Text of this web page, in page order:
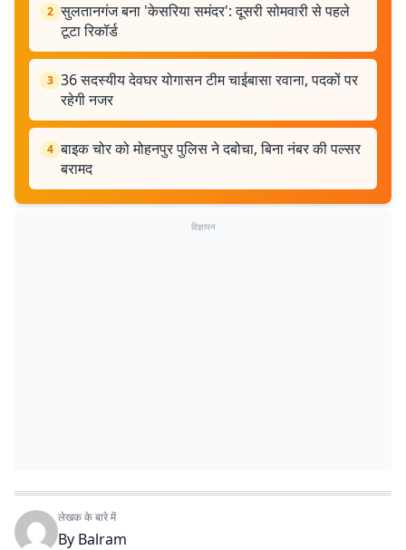
2 सुलतानगंज बना 'केसरिया समंदर': दूसरी सोमवारी से पहले
टूटा रिकॉर्ड
3 36 सदस्यीय देवघर योगासन टीम चाईबासा रवाना, पदकों पर
रहेगी नजर
4 बाइक चोर को मोहनपुर पुलिस ने दबोचा, बिना नंबर की पल्सर
बरामद
विज्ञापन
लेखक के बारे में
By Balram